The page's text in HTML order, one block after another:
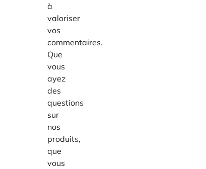
à
valoriser
vos
commentaires.
Que
vous
ayez
des
questions
sur
nos
produits,
que
vous